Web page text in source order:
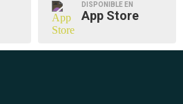
DISPONIBLE EN
App Store